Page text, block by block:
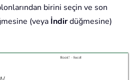
birini seçin ve son
(veya İndirdüğmesine)